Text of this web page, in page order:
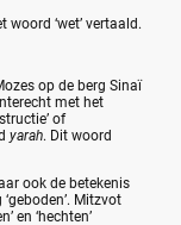
‘wet’ vertaald.
op de berg Sinaï
met het
of
yarah. Dit woord
ook de betekenis
Mitzvot
en ‘hechten’